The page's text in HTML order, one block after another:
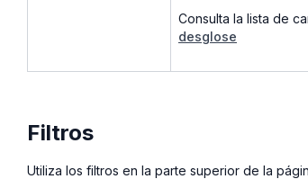
Consulta la lista de
desglose
Filtros
Utiliza los filtros en la parte superior de la